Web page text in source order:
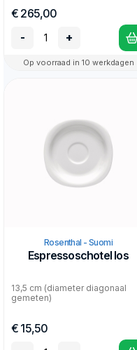
€ 265,00
-
+
Op voorraad in 10 werkdagen
Rosenthal - Suomi
Espressoschotel los
13,5 cm (diameter diagonaal
gemeten)
€ 15,50